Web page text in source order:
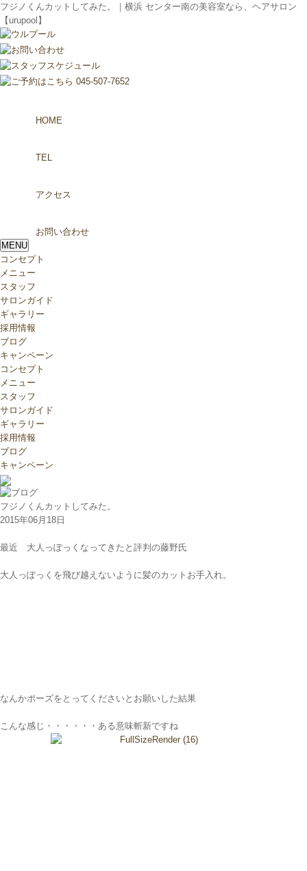
フジノくんカットしてみた。｜横浜 センター南の美容室なら、ヘアサロン
【urupool】
HOME
TEL
アクセス
お問い合わせ
MENU
コンセプト
メニュー
スタッフ
サロンガイド
ギャラリー
採用情報
ブログ
キャンペーン
コンセプト
メニュー
スタッフ
サロンガイド
ギャラリー
採用情報
ブログ
キャンペーン
フジノくんカットしてみた。
2015年06月18日
最近 大人っぽっくなってきたと評判の藤野氏
大人っぽっくを飛び越えないように髪のカットお手入れ。
なんかポーズをとってくださいとお願いした結果
こんな感じ・・・・・・ある意味斬新ですね